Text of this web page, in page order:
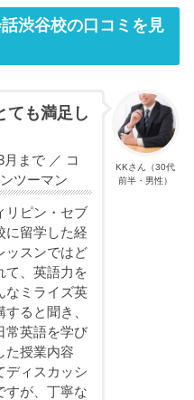
渋谷校の口コミを見
KKさん（30代
前半・男性）
ても満足し
まで ／ コ
ツーマン
リピン・セブ
に留学した経
ッスンではど
て、英語力を
なミライズ英
ると聞き、
常英語を学び
た授業内容
ディスカッシ
すが、丁寧な